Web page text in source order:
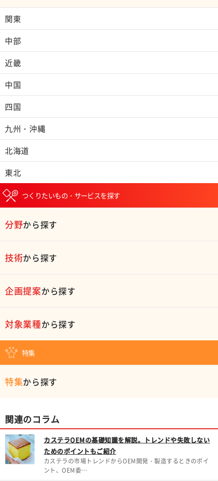
関東
中部
近畿
中国
四国
九州・沖縄
北海道
東北
つくりたいもの・サービスを探す
分野から探す
技術から探す
企画提案から探す
対象業種から探す
特集
特集から探す
関連のコラム
カステラOEMの基礎知識を解説。トレンドや失敗しない
ためのポイントもご紹介
カステラの市場トレンドからOEM開発・製造するときのポイ
ント、OEM委…